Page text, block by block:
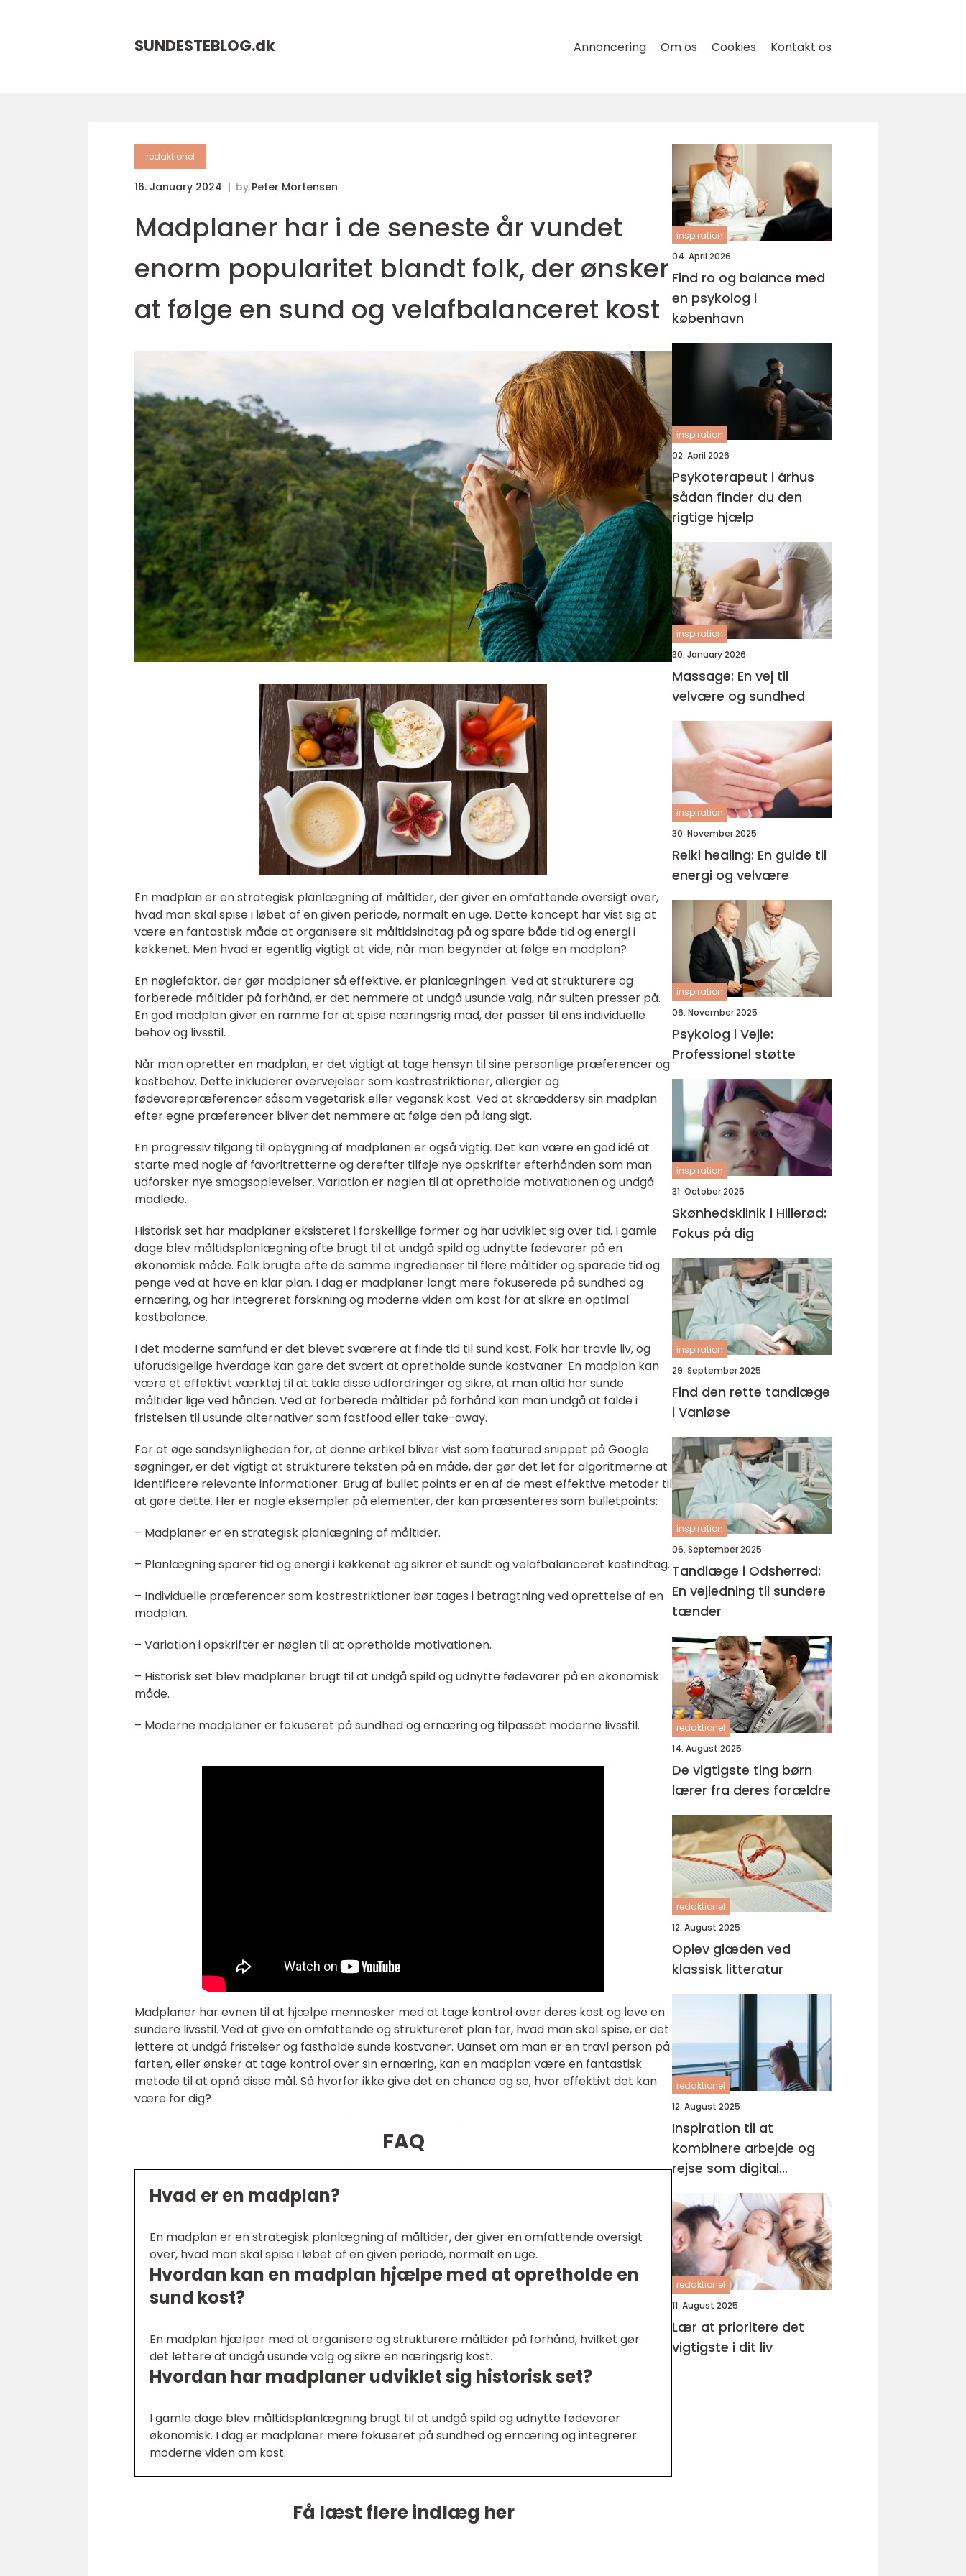
SUNDESTEBLOG.dk Annoncering Om os Cookies Kontakt os
redaktionel
16. January 2024 by Peter Mortensen
Madplaner har i de seneste år vundet
enorm popularitet blandt folk, der ønsker
at følge en sund og velafbalanceret kost
En madplan er en strategisk planlægning af måltider, der giver en omfattende oversigt over,
hvad man skal spise i løbet af en given periode, normalt en uge. Dette koncept har vist sig at
være en fantastisk måde at organisere sit måltidsindtag på og spare både tid og energi i
køkkenet. Men hvad er egentlig vigtigt at vide, når man begynder at følge en madplan?
En nøglefaktor, der gør madplaner så effektive, er planlægningen. Ved at strukturere og
forberede måltider på forhånd, er det nemmere at undgå usunde valg, når sulten presser på.
En god madplan giver en ramme for at spise næringsrig mad, der passer til ens individuelle
behov og livsstil.
Når man opretter en madplan, er det vigtigt at tage hensyn til sine personlige præferencer og
kostbehov. Dette inkluderer overvejelser som kostrestriktioner, allergier og
fødevarepræferencer såsom vegetarisk eller vegansk kost. Ved at skræddersy sin madplan
efter egne præferencer bliver det nemmere at følge den på lang sigt.
En progressiv tilgang til opbygning af madplanen er også vigtig. Det kan være en god idé at
starte med nogle af favoritretterne og derefter tilføje nye opskrifter efterhånden som man
udforsker nye smagsoplevelser. Variation er nøglen til at opretholde motivationen og undgå
madlede.
Historisk set har madplaner eksisteret i forskellige former og har udviklet sig over tid. I gamle
dage blev måltidsplanlægning ofte brugt til at undgå spild og udnytte fødevarer på en
økonomisk måde. Folk brugte ofte de samme ingredienser til flere måltider og sparede tid og
penge ved at have en klar plan. I dag er madplaner langt mere fokuserede på sundhed og
ernæring, og har integreret forskning og moderne viden om kost for at sikre en optimal
kostbalance.
I det moderne samfund er det blevet sværere at finde tid til sund kost. Folk har travle liv, og
uforudsigelige hverdage kan gøre det svært at opretholde sunde kostvaner. En madplan kan
være et effektivt værktøj til at takle disse udfordringer og sikre, at man altid har sunde
måltider lige ved hånden. Ved at forberede måltider på forhånd kan man undgå at falde i
fristelsen til usunde alternativer som fastfood eller take-away.
For at øge sandsynligheden for, at denne artikel bliver vist som featured snippet på Google
søgninger, er det vigtigt at strukturere teksten på en måde, der gør det let for algoritmerne at
identificere relevante informationer. Brug af bullet points er en af de mest effektive metoder til
at gøre dette. Her er nogle eksempler på elementer, der kan præsenteres som bulletpoints:
– Madplaner er en strategisk planlægning af måltider.
– Planlægning sparer tid og energi i køkkenet og sikrer et sundt og velafbalanceret kostindtag.
– Individuelle præferencer som kostrestriktioner bør tages i betragtning ved oprettelse af en
madplan.
– Variation i opskrifter er nøglen til at opretholde motivationen.
– Historisk set blev madplaner brugt til at undgå spild og udnytte fødevarer på en økonomisk
måde.
– Moderne madplaner er fokuseret på sundhed og ernæring og tilpasset moderne livsstil.
Madplaner har evnen til at hjælpe mennesker med at tage kontrol over deres kost og leve en
sundere livsstil. Ved at give en omfattende og struktureret plan for, hvad man skal spise, er det
lettere at undgå fristelser og fastholde sunde kostvaner. Uanset om man er en travl person på
farten, eller ønsker at tage kontrol over sin ernæring, kan en madplan være en fantastisk
metode til at opnå disse mål. Så hvorfor ikke give det en chance og se, hvor effektivt det kan
være for dig?
FAQ
Hvad er en madplan?
En madplan er en strategisk planlægning af måltider, der giver en omfattende oversigt
over, hvad man skal spise i løbet af en given periode, normalt en uge.
Hvordan kan en madplan hjælpe med at opretholde en
sund kost?
En madplan hjælper med at organisere og strukturere måltider på forhånd, hvilket gør
det lettere at undgå usunde valg og sikre en næringsrig kost.
Hvordan har madplaner udviklet sig historisk set?
I gamle dage blev måltidsplanlægning brugt til at undgå spild og udnytte fødevarer
økonomisk. I dag er madplaner mere fokuseret på sundhed og ernæring og integrerer
moderne viden om kost.
Få læst flere indlæg her
inspiration
04. April 2026
Find ro og balance med
en psykolog i
københavn
inspiration
02. April 2026
Psykoterapeut i århus
sådan finder du den
rigtige hjælp
inspiration
30. January 2026
Massage: En vej til
velvære og sundhed
inspiration
30. November 2025
Reiki healing: En guide til
energi og velvære
inspiration
06. November 2025
Psykolog i Vejle:
Professionel støtte
inspiration
31. October 2025
Skønhedsklinik i Hillerød:
Fokus på dig
inspiration
29. September 2025
Find den rette tandlæge
i Vanløse
inspiration
06. September 2025
Tandlæge i Odsherred:
En vejledning til sundere
tænder
redaktionel
14. August 2025
De vigtigste ting børn
lærer fra deres forældre
redaktionel
12. August 2025
Oplev glæden ved
klassisk litteratur
redaktionel
12. August 2025
Inspiration til at
kombinere arbejde og
rejse som digital
redaktionel
11. August 2025
Lær at prioritere det
vigtigste i dit liv